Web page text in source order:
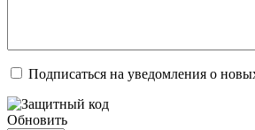
Подписаться на уведомления о
Обновить